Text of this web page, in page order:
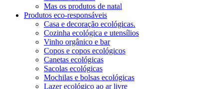
Mas os produtos de natal
Produtos eco-responsáveis
Casa e decoração ecológicas.
Cozinha ecológica e utensílios
Vinho orgânico e bar
Copos e copos ecológicos
Canetas ecológicas
Sacolas ecológicas
Mochilas e bolsas ecológicas
Lazer ecológico ao ar livre